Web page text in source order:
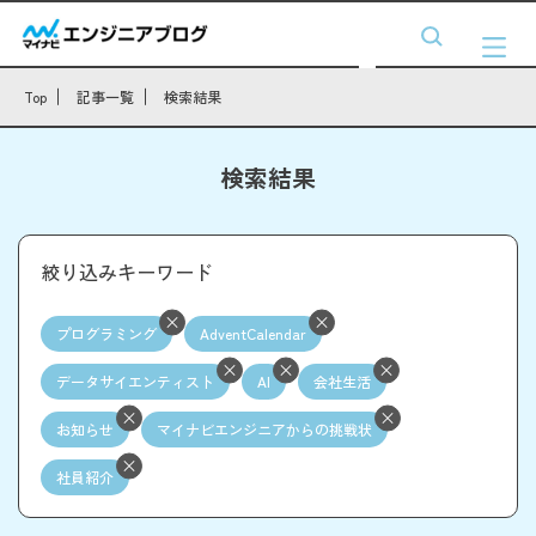
Top 記事一覧 検索結果
検索結果
絞り込みキーワード
プログラミング AdventCalendar
データサイエンティスト AI 会社生活
お知らせ マイナビエンジニアからの挑戦状
社員紹介